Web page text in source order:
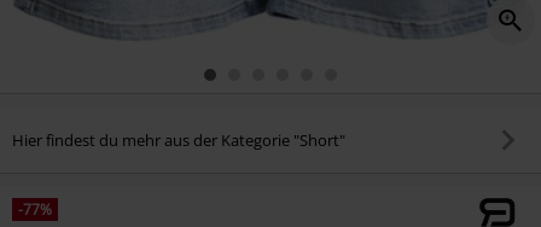
Hier findest du mehr aus der Kategorie "Short"
-77%